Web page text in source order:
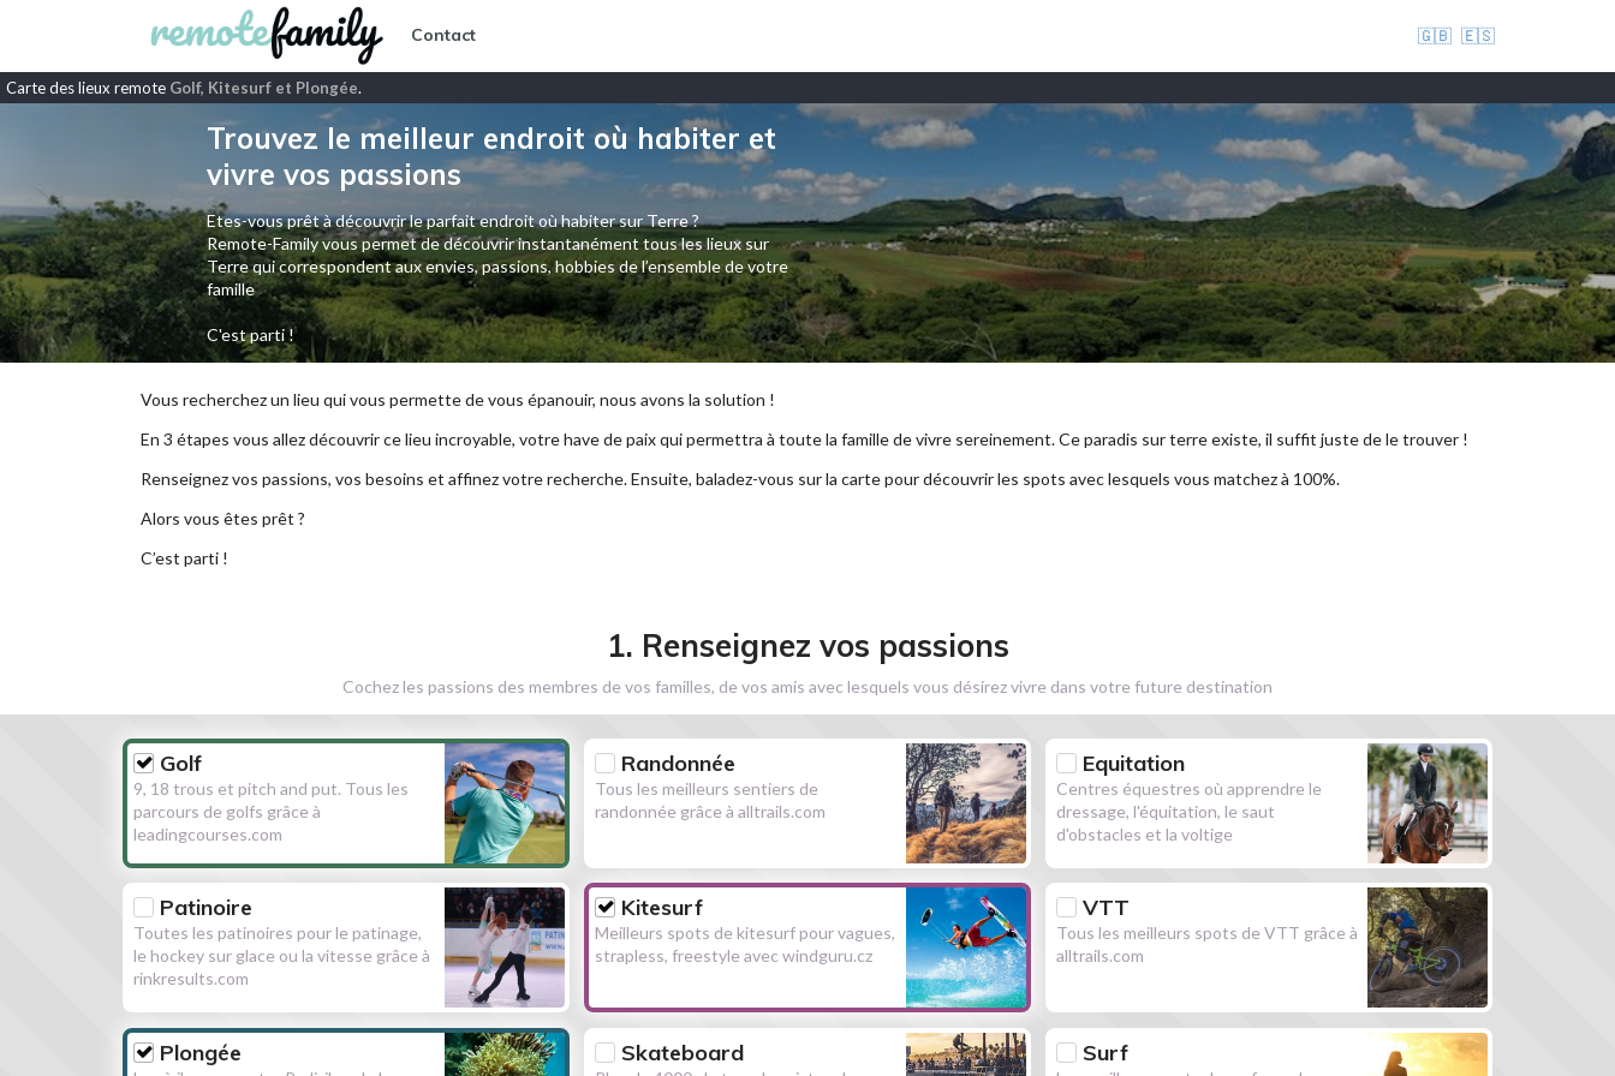
Contact 🇬🇧 🇪🇸
Carte des lieux remote Golf, Kitesurf et Plongée.
Trouvez le meilleur endroit où habiter et
vivre vos passions
Etes-vous prêt à découvrir le parfait endroit où habiter sur Terre ?
Remote-Family vous permet de découvrir instantanément tous les lieux sur
Terre qui correspondent aux envies, passions, hobbies de l’ensemble de votre
famille
C'est parti !
Vous recherchez un lieu qui vous permette de vous épanouir, nous avons la solution !
En 3 étapes vous allez découvrir ce lieu incroyable, votre have de paix qui permettra à toute la famille de vivre sereinement. Ce paradis sur terre existe, il suffit juste de le trouver !
Renseignez vos passions, vos besoins et affinez votre recherche. Ensuite, baladez-vous sur la carte pour découvrir les spots avec lesquels vous matchez à 100%.
Alors vous êtes prêt ?
C’est parti !
1. Renseignez vos passions
Cochez les passions des membres de vos familles, de vos amis avec lesquels vous désirez vivre dans votre future destination
Golf
9, 18 trous et pitch and put. Tous les
parcours de golfs grâce à
leadingcourses.com
Randonnée
Tous les meilleurs sentiers de
randonnée grâce à alltrails.com
Equitation
Centres équestres où apprendre le
dressage, l'équitation, le saut
d'obstacles et la voltige
Patinoire
Toutes les patinoires pour le patinage,
le hockey sur glace ou la vitesse grâce à
rinkresults.com
Kitesurf
Meilleurs spots de kitesurf pour vagues,
strapless, freestyle avec windguru.cz
VTT
Tous les meilleurs spots de VTT grâce à
alltrails.com
Plongée Skateboard Surf